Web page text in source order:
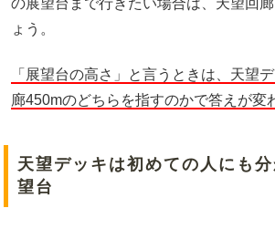
の展望台まで行きたい場合は、天望回
ょう。
「展望台の高さ」と言うときは、天望
廊450mのどちらを指すのかで答えが変
天望デッキは初めての人にも
望台